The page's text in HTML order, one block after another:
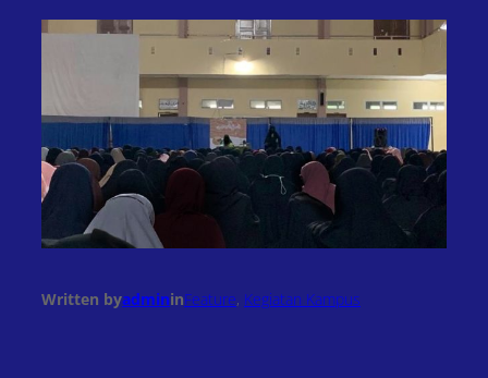
Written byadmininFeature, Kegiatan Kampus